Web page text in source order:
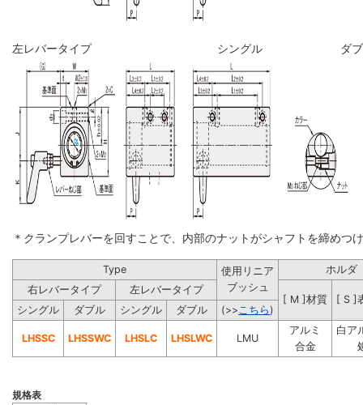
左レバータイプ シングル ダ
＊クランプレバーを回すことで、内部のナットがシャフトを締めつ
Type
使用リニア
ブッシュ
ホルダ
右レバータイプ
左レバータイプ
[ M ]材質
[ S ]
シングル
ダブル シングル ダブル (>> こちら)
LHSSC LHSSWC LHSLC LHSLWC LMU
アルミ
合金
白ア
規格表